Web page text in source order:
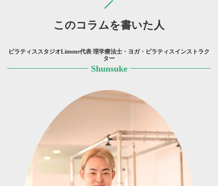
このコラムを書いた人
ピラティススタジオLimone代表 理学療法士・ヨガ・ピラティスインストラク
ター
Shunsuke